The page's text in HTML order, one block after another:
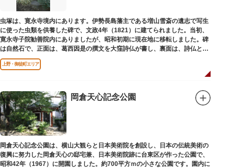
虫塚は、寛永寺境内にあります。伊勢長島藩主である増山雪斎の遺志で写生
に使った虫類を供養した碑で、文政4年（1821）に建てられました。当初、
寛永寺子院勧善院内にありましたが、昭和初期に現在地に移転しました。碑
は自然石で、正面は、葛西因是の撰文を大窪詩仏が書し、裏面は、詩仏と菊
池五山の自筆の詩が刻まれています。
上野・御徒町エリア
岡倉天心記念公園
岡倉天心記念公園は、横山大観らと日本美術院を創設し、日本の伝統美術の
復興に努力した岡倉天心の邸宅兼、日本美術院跡に台東区が作った公園で、
昭和42年（1967）に開園しました。約700平方ｍの小さな公園です。園内に